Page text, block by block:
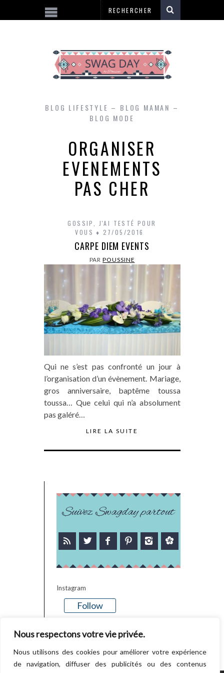
Nous respectons votre vie privée.
Nous utilisons des cookies pour améliorer votre expérience
de navigation, diffuser des publicités ou des contenus
BLOG LIFESTYLE – BLOG MAMAN –
BLOG MODE
ORGANISER
EVENEMENTS
PAS CHER
GOSSIP
J'AI TESTÉ POUR
VOUS
27/05/2016
CARPE DIEM EVENTS
PARPOUSSINE
Qui ne s’est pas confronté un jour à
l’organisation d’un évènement. Mariage,
gros anniversaire, baptême toussa
toussa… Que celui qui n’a absolument
pas galéré…
LIRE LA SUITE
Suivez Swagday partout
Instagram
Follow